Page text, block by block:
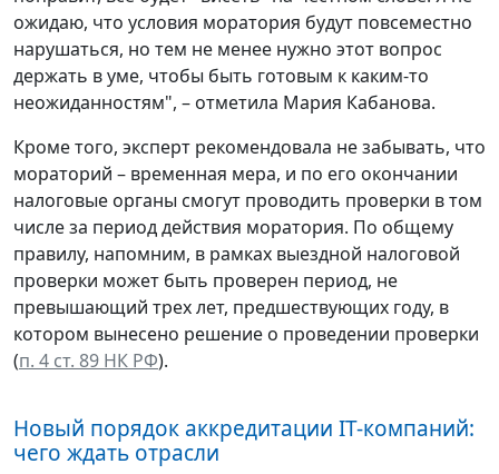
ожидаю, что условия моратория будут повсеместно
нарушаться, но тем не менее нужно этот вопрос
держать в уме, чтобы быть готовым к каким-то
неожиданностям", – отметила Мария Кабанова.
Кроме того, эксперт рекомендовала не забывать, что
мораторий – временная мера, и по его окончании
налоговые органы смогут проводить проверки в том
числе за период действия моратория. По общему
правилу, напомним, в рамках выездной налоговой
проверки может быть проверен период, не
превышающий трех лет, предшествующих году, в
котором вынесено решение о проведении проверки
(п. 4 ст. 89 НК РФ).
Новый порядок аккредитации IT-компаний:
чего ждать отрасли